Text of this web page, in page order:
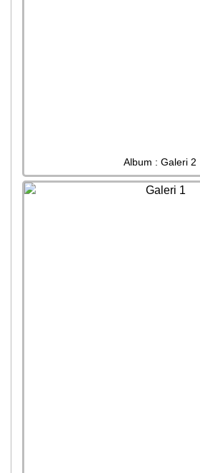
Album : Galeri 2